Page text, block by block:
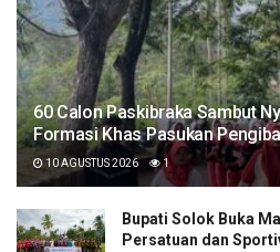
60 Calon Paskibraka Sambut
Formasi Khas Pasukan
10 AGUSTUS 2026 1
Bupati Solok Buka
Persatuan dan